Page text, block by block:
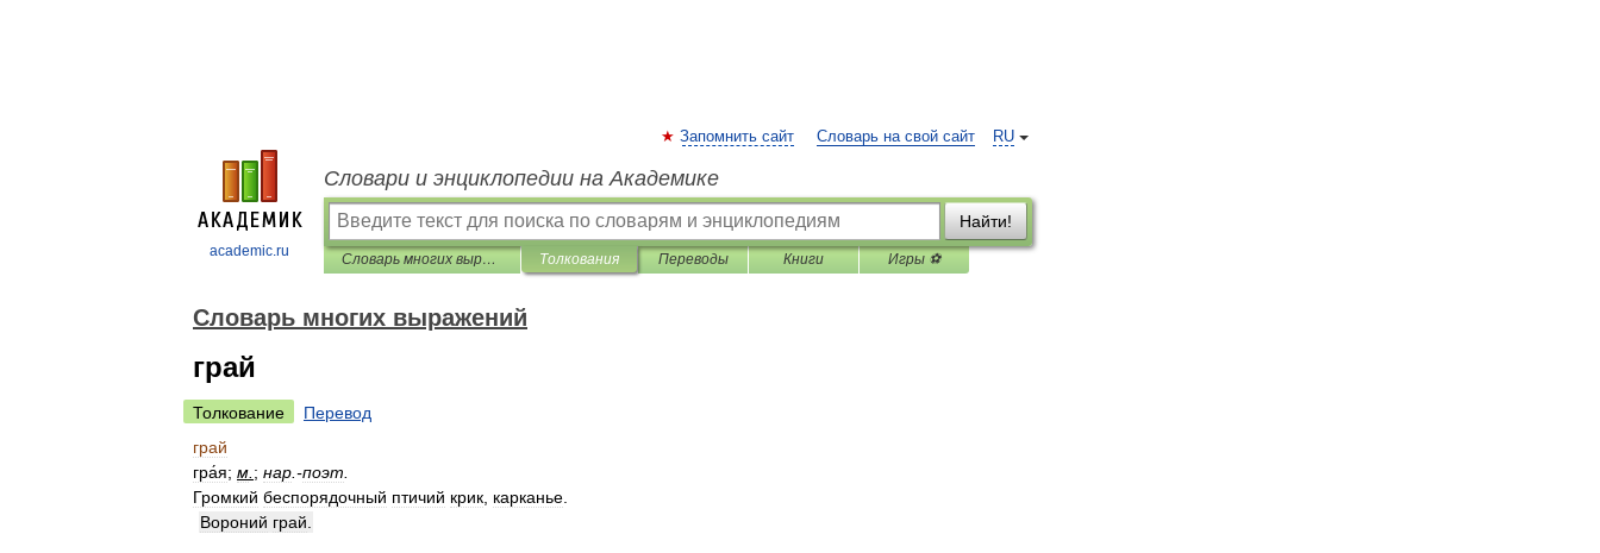
academic.ru
RU
Запомнить сайт Словарь на свой сайт
Словари и энциклопедии на Академике
Найти!
Словарь многих выражений Толкования Переводы Книги Игры ⚽
Словарь многих выражений
грай
Толкование
Перевод
грай
гра́я; м ; нар .-поэт
Громкий беспорядочный птичий крик карканье
Вороний грай